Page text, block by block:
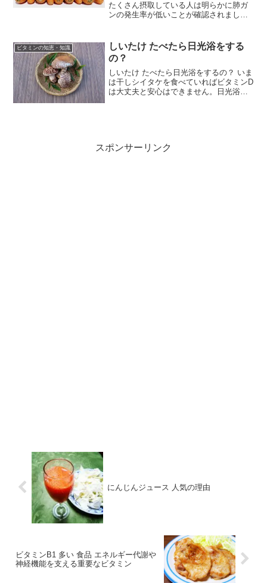
たくさん摂取している人は明らかに肺ガ
ンの発生率が低いことが確認されまし
同じなのに性質の異なる「兄弟」が存在
します。その化学構造を...
ビタミンの知恵・知識
しいたけ たべたら日光浴をする
の？
しいたけ たべたら日光浴をするの？ いま
は干しシイタケを食べていればビタミンD
は大丈夫と安心はできません。日光浴を
スポンサーリンク
にんじんジュース 人気の理由
ビタミンB1 多い 食品 エネルギー代謝や
神経機能を支える重要なビタミン